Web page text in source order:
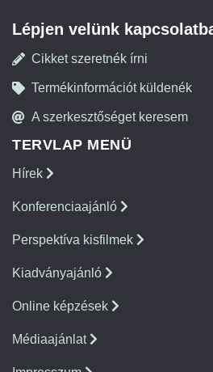
Lépjen velünk
Cikket szeretnék írni
Termékinformációt küldenék
A szerkesztőséget keresem
TERVLAP MENÜ
Hírek
Konferenciaajánló
Perspektíva kisfilmek
Kiadványajánló
Online képzések
Médiaajánlat